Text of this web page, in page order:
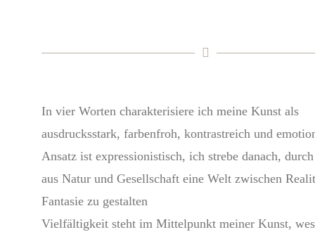
In vier Worten charakterisiere ich meine Kunst als
ausdrucksstark, farbenfroh, kontrastreich und
Ansatz ist expressionistisch, ich strebe danach,
aus Natur und Gesellschaft eine Welt zwischen
Fantasie zu gestalten
Vielfältigkeit steht im Mittelpunkt meiner Kunst,